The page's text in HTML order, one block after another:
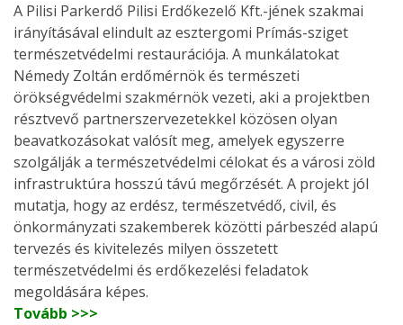
A Pilisi Parkerdő Pilisi Erdőkezelő Kft.-jének szakmai
irányításával elindult az esztergomi Prímás-sziget
természetvédelmi restaurációja. A munkálatokat
Némedy Zoltán erdőmérnök és természeti
örökségvédelmi szakmérnök vezeti, aki a projektben
résztvevő partnerszervezetekkel közösen olyan
beavatkozásokat valósít meg, amelyek egyszerre
szolgálják a természetvédelmi célokat és a városi zöld
infrastruktúra hosszú távú megőrzését. A projekt jól
mutatja, hogy az erdész, természetvédő, civil, és
önkormányzati szakemberek közötti párbeszéd alapú
tervezés és kivitelezés milyen összetett
természetvédelmi és erdőkezelési feladatok
megoldására képes.
Tovább >>>